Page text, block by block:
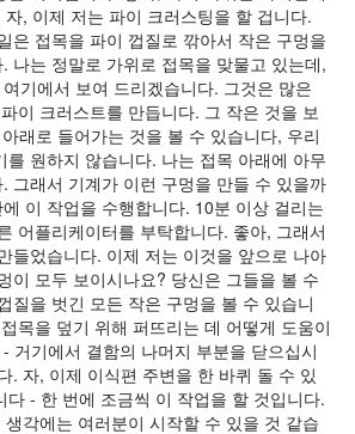
, 이제 저는 파이 크러스팅을 할 겁니다.
은 접목을 파이 껍질로 깎아서 작은 구멍을
나는 정말로 가위로 접목을 맞물고 있는데,
기에서 보여 드리겠습니다. 그것은 많은
이 크러스트를 만듭니다. 그 작은 것을 보
래로 들어가는 것을 볼 수 있습니다, 우리
를 원하지 않습니다. 나는 접목 아래에 아무
그래서 기계가 이런 구멍을 만들 수 있을까
이 작업을 수행합니다. 10분 이상 걸리는
어플리케이터를 부탁합니다. 좋아, 그래서
들었습니다. 이제 저는 이것을 앞으로 나아
이 모두 보이시나요? 당신은 그들을 볼 수
질을 벗긴 모든 작은 구멍을 볼 수 있습니
목을 덮기 위해 퍼뜨리는 데 어떻게 도움이
거기에서 결함의 나머지 부분을 닫으십시
. 자, 이제 이식편 주변을 한 바퀴 돌 수 있
다 - 한 번에 조금씩 이 작업을 할 것입니다.
각에는 여러분이 시작할 수 있을 것 같습